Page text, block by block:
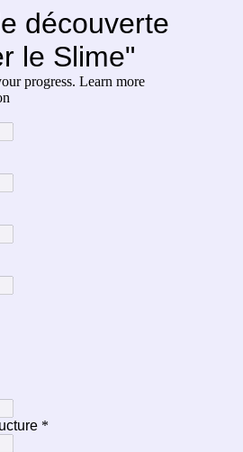
découverte
le Slime"
progress. Learn more
*